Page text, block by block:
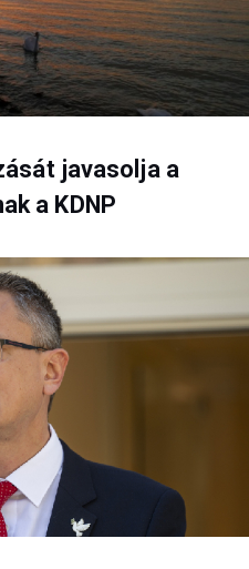
javasolja a
a KDNP